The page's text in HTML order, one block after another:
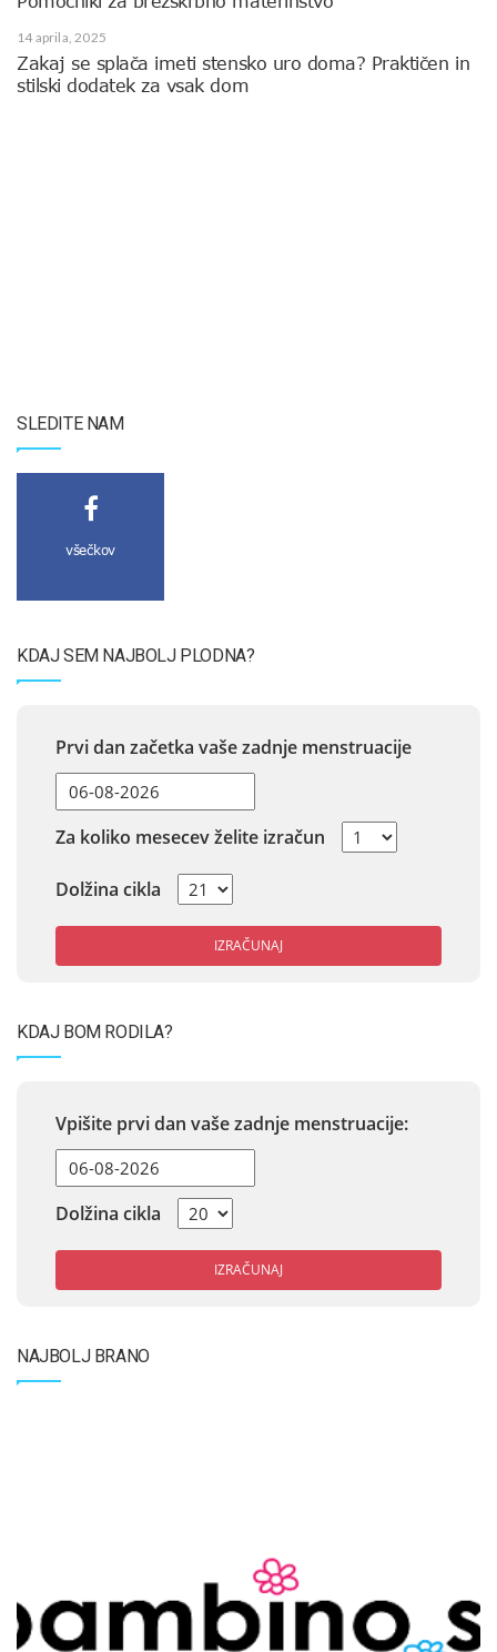
14 aprila, 2025
Zakaj se splača imeti stensko uro doma? Praktičen in
stilski dodatek za vsak dom
SLEDITE NAM
všečkov
KDAJ SEM NAJBOLJ PLODNA?
Prvi dan začetka vaše zadnje menstruacije
Za koliko mesecev želite izračun
Dolžina cikla
IZRAČUNAJ
KDAJ BOM RODILA?
Vpišite prvi dan vaše zadnje menstruacije:
Dolžina cikla
IZRAČUNAJ
NAJBOLJ BRANO